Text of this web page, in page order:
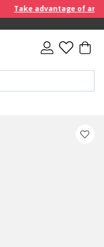
Take advantage of an